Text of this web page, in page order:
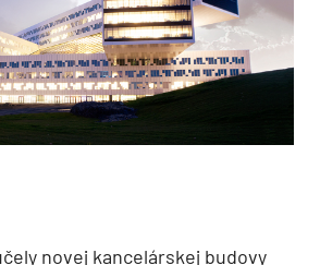
novej kancelárskej budovy